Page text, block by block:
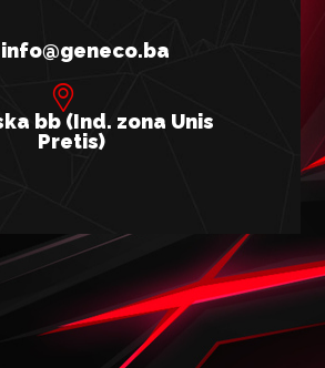
info@geneco.ba
bb (Ind. zona Unis
Pretis)